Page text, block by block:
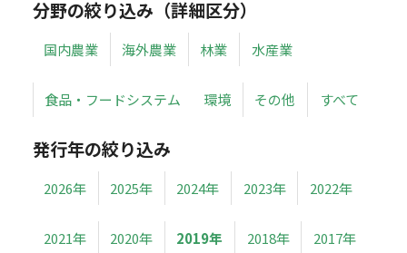
分野の絞り込み（詳細区分）
国内農業 海外農業 林業 水産業
食品・フードシステム 環境 その他 すべて
発行年の絞り込み
2026年 2025年 2024年 2023年 2022年
2021年 2020年 2019年 2018年 2017年